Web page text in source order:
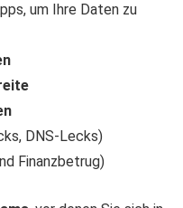
um Ihre Daten zu
DNS-Lecks)
Finanzbetrug)